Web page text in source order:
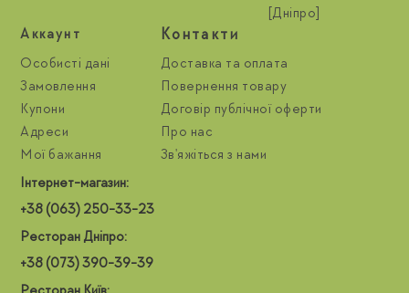
[Дніпро]
Aккаунт
Особисті дані
Замовлення
Купони
Адреси
Мої бажання
Контакти
Доставка та оплата
Повернення товару
Договір публічної оферти
Про нас
Зв'яжіться з нами
Інтернет-магазин:
+38 (063) 250-33-23
Ресторан Дніпро:
+38 (073) 390-39-39